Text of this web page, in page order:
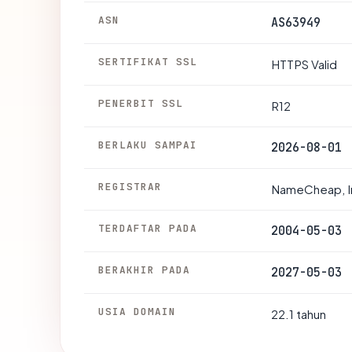
ASN AS63949
SERTIFIKAT SSL HTTPS Valid
PENERBIT SSL R12
BERLAKU SAMPAI 2026-08-01
REGISTRAR NameCheap,
TERDAFTAR PADA 2004-05-03
BERAKHIR PADA 2027-05-03
USIA DOMAIN 22.1 tahun